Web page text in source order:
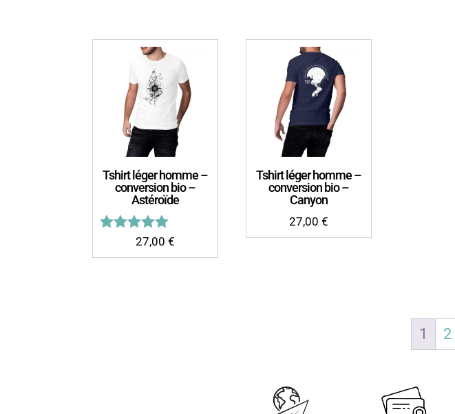
Tshirt léger homme –
conversion bio –
Astéroïde
27,00€
Tshirt léger homme –
conversion bio –
Canyon
27,00€
1 2